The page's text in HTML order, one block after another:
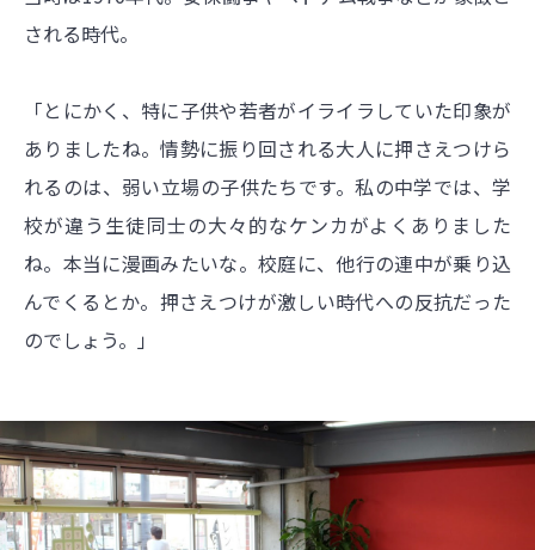
される時代。
「とにかく、特に子供や若者がイライラしていた印象が
ありましたね。情勢に振り回される大人に押さえつけら
れるのは、弱い立場の子供たちです。私の中学では、学
校が違う生徒同士の大々的なケンカがよくありました
ね。本当に漫画みたいな。校庭に、他行の連中が乗り込
んでくるとか。押さえつけが激しい時代への反抗だった
のでしょう。」